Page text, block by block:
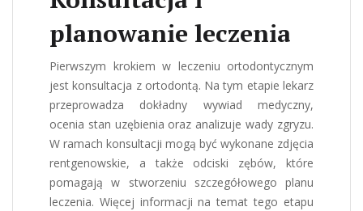
planowanie leczenia
Pierwszym krokiem w leczeniu ortodontycznym
jest konsultacja z ortodontą. Na tym etapie lekarz
przeprowadza dokładny wywiad medyczny,
ocenia stan uzębienia oraz analizuje wady zgryzu.
W ramach konsultacji mogą być wykonane zdjęcia
rentgenowskie, a także odciski zębów, które
pomagają w stworzeniu szczegółowego planu
leczenia. Więcej informacji na temat tego etapu